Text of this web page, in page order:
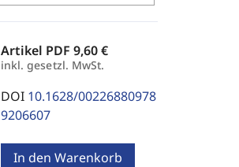
Artikel PDF 9,60 €
inkl. gesetzl. MwSt.
DOI 10.1628/00226880978
9206607
In den Warenkorb